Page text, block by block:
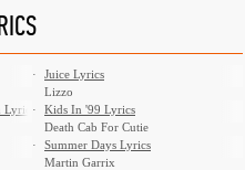
·
Juice Lyrics
Lizzo
Lyrics·
Kids In '99 Lyrics
Death Cab For Cutie
·
Summer Days Lyrics
Martin Garrix